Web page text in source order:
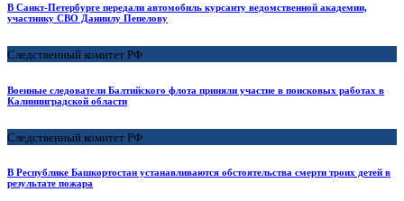
В Санкт-Петербурге передали автомобиль курсанту ведомственной академии,
участнику СВО Даниилу Пепелову
Следственный комитет РФ
Военные следователи Балтийского флота приняли участие в поисковых работах в
Калининградской области
Следственный комитет РФ
В Республике Башкортостан устанавливаются обстоятельства смерти троих детей в
результате пожара